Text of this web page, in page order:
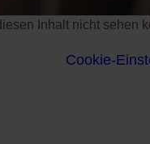
Inhalt nicht sehen
Cookie-